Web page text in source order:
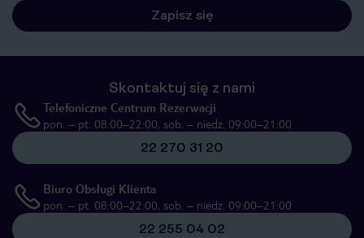
Zapisz się
Skontaktuj się z nami
Telefoniczne Centrum Rezerwacji
pon. – pt. 08:00–22:00, sob. – niedz. 09:00–21:00
22 270 31 20
Biuro Obsługi Klienta
pon. – pt. 08:00–22:00, sob. – niedz. 09:00–21:00
22 255 04 02